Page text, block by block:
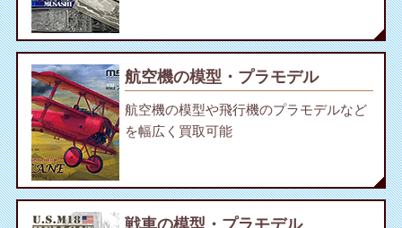
航空機の模型・プラモデル
航空機の模型や飛行機のプラモデルなど
を幅広く買取可能